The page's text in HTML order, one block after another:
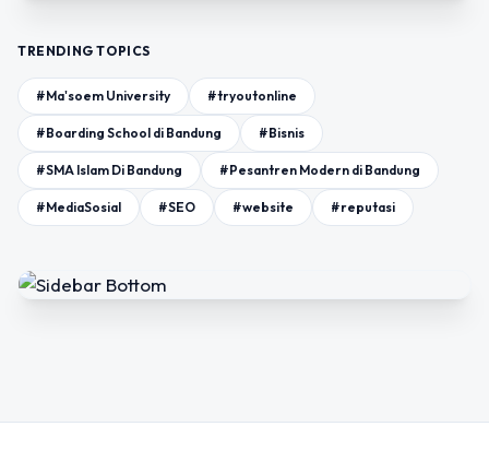
TRENDING TOPICS
#Ma'soem University #tryoutonline
#Boarding School di Bandung #Bisnis
#SMA Islam Di Bandung #Pesantren Modern di Bandung
#MediaSosial #SEO #website #reputasi